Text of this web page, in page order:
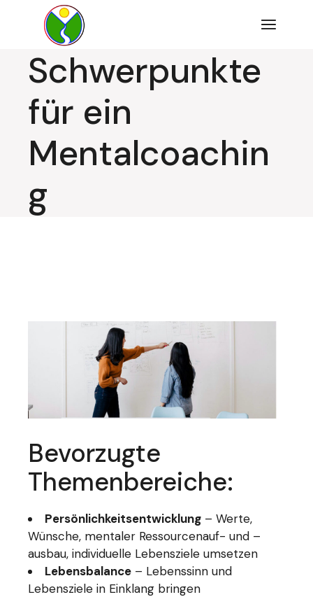
springen
Schwerpunkte
für ein
Mentalcoachin
g
Bevorzugte
Themenbereiche:
Persönlichkeitsentwicklung – Werte,
Wünsche, mentaler Ressourcenauf- und –
ausbau, individuelle Lebensziele umsetzen
Lebensbalance – Lebenssinn und
Lebensziele in Einklang bringen